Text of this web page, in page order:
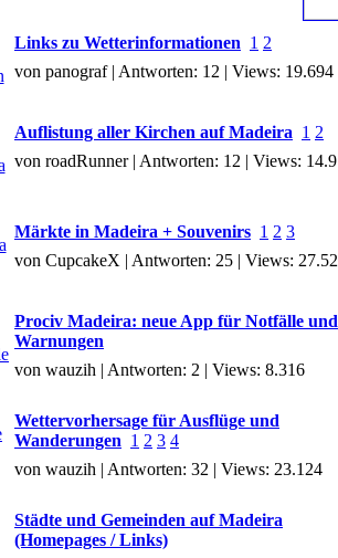
Links zu Wetterinformationen 1 2
von panograf | Antworten: 12 | Views: 19.694
Auflistung aller Kirchen auf Madeira 1 2
von roadRunner | Antworten: 12 | Views:
Märkte in Madeira + Souvenirs 1 2 3
von CupcakeX | Antworten: 25 | Views:
Prociv Madeira: neue App für Notfälle und
Warnungen
von wauzih | Antworten: 2 | Views: 8.316
Wettervorhersage für Ausflüge und
Wanderungen 1 2 3 4
von wauzih | Antworten: 32 | Views: 23.124
Städte und Gemeinden auf Madeira
(Homepages / Links)